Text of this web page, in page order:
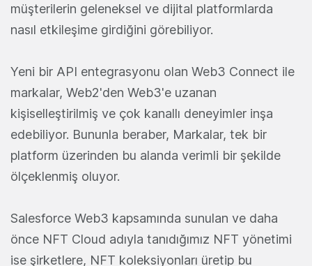
müşterilerin geleneksel ve dijital platformlarda
nasıl etkileşime girdiğini görebiliyor.
Yeni bir API entegrasyonu olan Web3 Connect ile
markalar, Web2'den Web3'e uzanan
kişiselleştirilmiş ve çok kanallı deneyimler inşa
edebiliyor. Bununla beraber, Markalar, tek bir
platform üzerinden bu alanda verimli bir şekilde
ölçeklenmiş oluyor.
Salesforce Web3 kapsamında sunulan ve daha
önce NFT Cloud adıyla tanıdığımız NFT yönetimi
ise şirketlere, NFT koleksiyonları üretip bu